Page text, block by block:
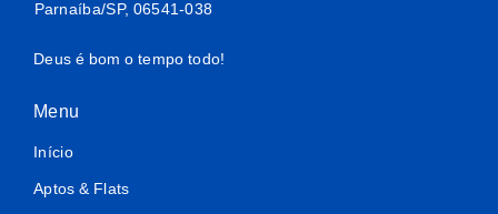
Parnaíba/SP, 06541-038
Deus é bom o tempo todo!
Menu
Início
Aptos & Flats